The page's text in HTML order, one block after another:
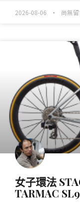
2026-08-06 尚無
女子環法
TARMAC